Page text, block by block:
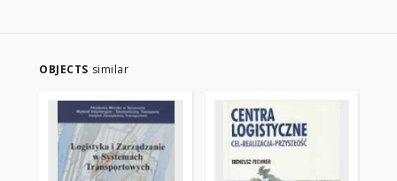
OBJECTS similar